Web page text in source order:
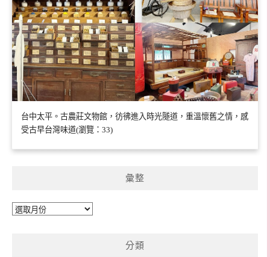
台中太平。古農莊文物館，彷彿進入時光隧道，重溫懷舊之情，感
受古早台灣味道(瀏覽：33)
彙整
彙
分類